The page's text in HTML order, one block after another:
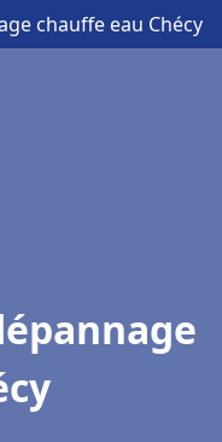
chauffe eau Chécy